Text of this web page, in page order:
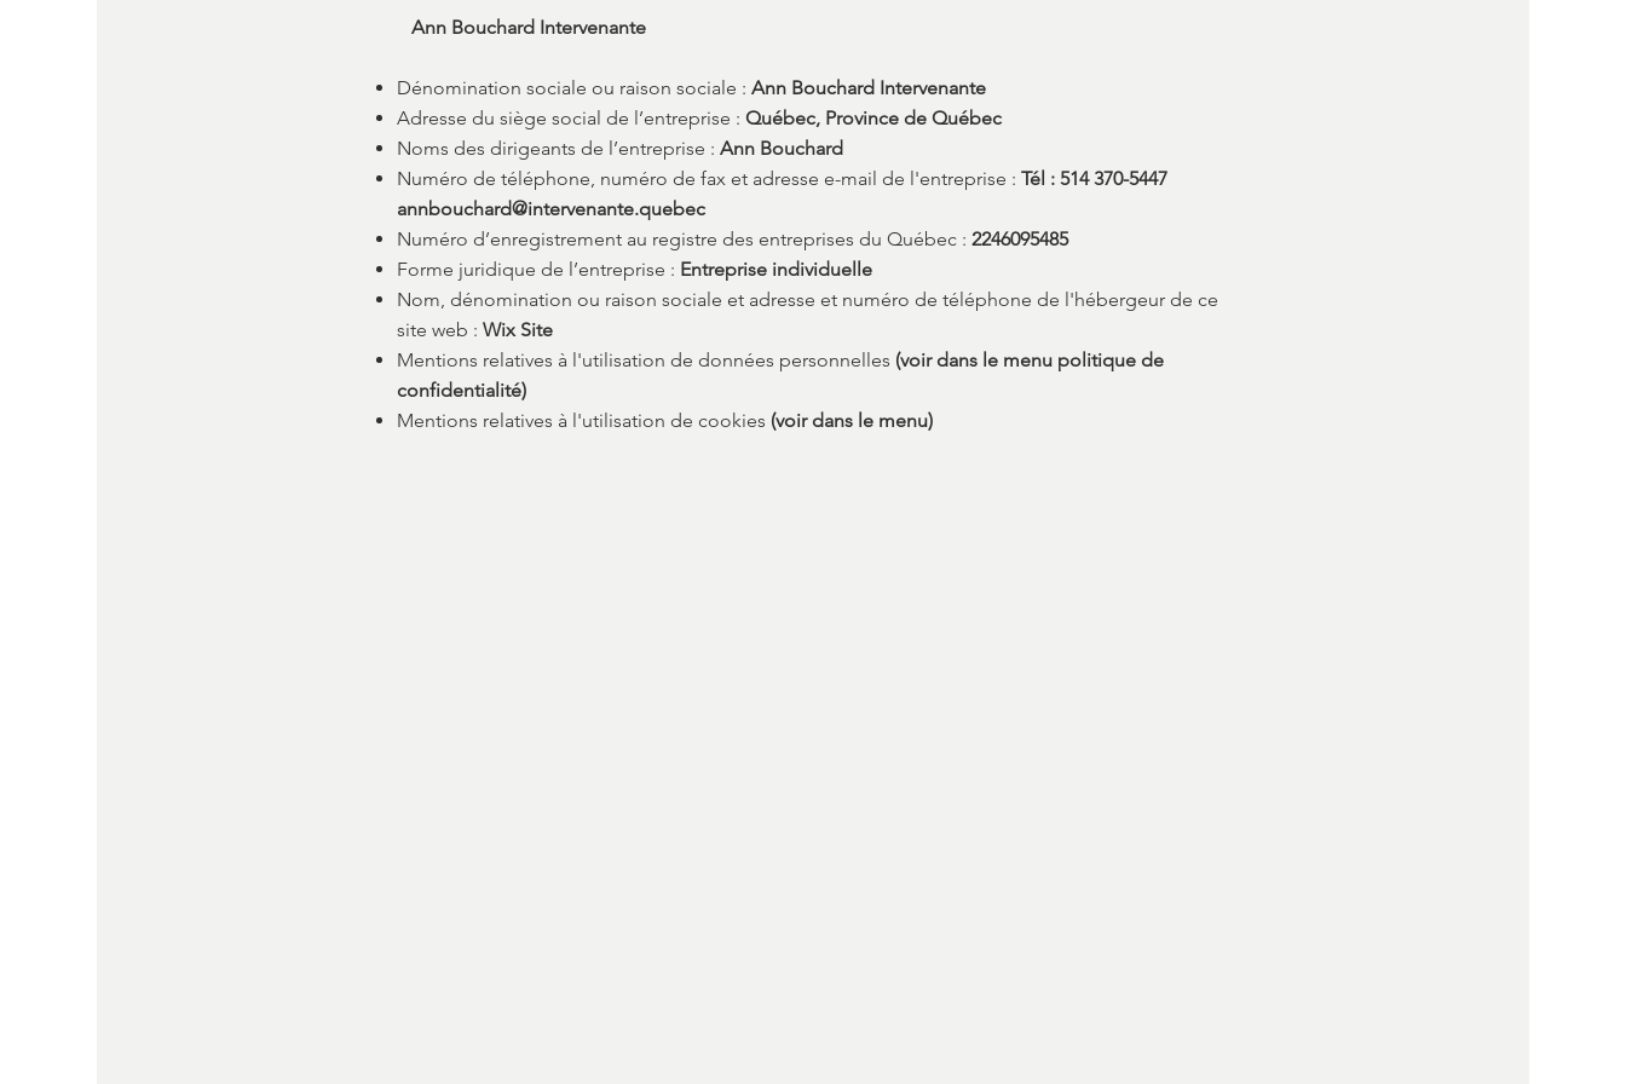
Ann Bouchard Intervenante
Dénomination sociale ou raison sociale : Ann Bouchard Intervenante
Adresse du siège social de l’entreprise : Québec, Province de Québec
Noms des dirigeants de l’entreprise : Ann Bouchard
Numéro de téléphone, numéro de fax et adresse e-mail de l'entreprise : Tél : 514 370-5447
annbouchard@intervenante.quebec
Numéro d’enregistrement au registre des entreprises du Québec : 2246095485
Forme juridique de l’entreprise : Entreprise individuelle
Nom, dénomination ou raison sociale et adresse et numéro de téléphone de l'hébergeur de ce
site web : Wix Site
Mentions relatives à l'utilisation de données personnelles (voir dans le menu politique de
confidentialité)
Mentions relatives à l'utilisation de cookies (voir dans le menu)